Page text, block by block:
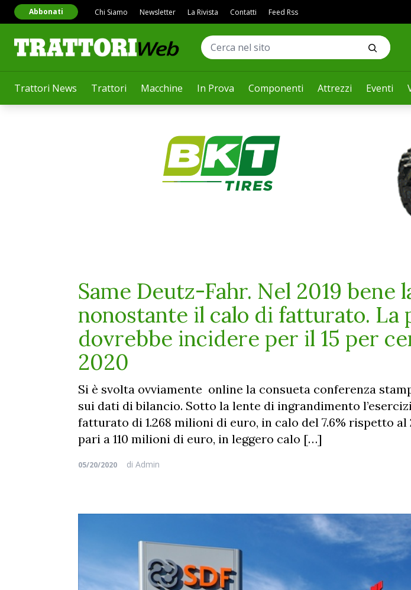
Trattori News Trattori Macchine In Prova Componenti Attrezzi Eventi
Abbonati Chi Siamo Newsletter La Rivista Contatti Feed Rss
Same Deutz-Fahr. Nel 2019
nonostante il calo di fatturato. La
dovrebbe incidere per il 15 per
2020
Si è svolta ovviamente online la consueta conferenza
sui dati di bilancio. Sotto la lente di ingrandimento
fatturato di 1.268 milioni di euro, in calo del 7.6% rispetto al
pari a 110 milioni di euro, in leggero calo […]
05/20/2020 di Admin